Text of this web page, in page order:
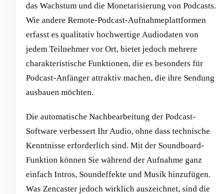
das Wachstum und die Monetarisierung von Podcasts.
Wie andere Remote-Podcast-Aufnahmeplattformen
erfasst es qualitativ hochwertige Audiodaten von
jedem Teilnehmer vor Ort, bietet jedoch mehrere
charakteristische Funktionen, die es besonders für
Podcast-Anfänger attraktiv machen, die ihre Sendung
ausbauen möchten.
Die automatische Nachbearbeitung der Podcast-
Software verbessert Ihr Audio, ohne dass technische
Kenntnisse erforderlich sind. Mit der Soundboard-
Funktion können Sie während der Aufnahme ganz
einfach Intros, Soundeffekte und Musik hinzufügen.
Was Zencaster jedoch wirklich auszeichnet, sind die